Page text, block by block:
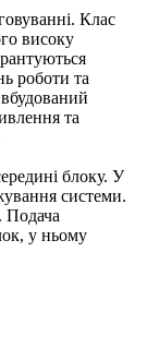
Клас
високу
роботи та
та
блоку. У
системи.
Подача
у ньому